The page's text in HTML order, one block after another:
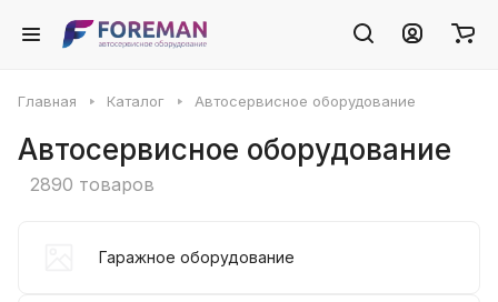
Главная Каталог Автосервисное оборудование
Автосервисное оборудование
2890 товаров
Гаражное оборудование